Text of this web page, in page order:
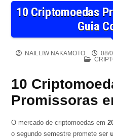
10 Criptomoedas
Guia
NAILLIW NAKAMOTO 08/
10
Promissoras
O mercado de criptomoedas em
o segundo semestre promete ser